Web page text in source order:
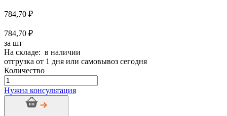
784,70 ₽
784,70 ₽
за шт
На складе: в наличии
отгрузка от 1 дня или самовывоз сегодня
Количество
Количество
товара
Лента
армированная
Нужна консультация